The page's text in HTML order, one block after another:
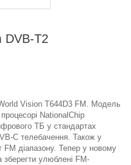
DVB-T2
Vision T644D3 FM. Модель
NationalChip
ТБ у стандартах
C телебачення. Також у
FM діапазону. Тепер у новому
зберегти улюблені FM-